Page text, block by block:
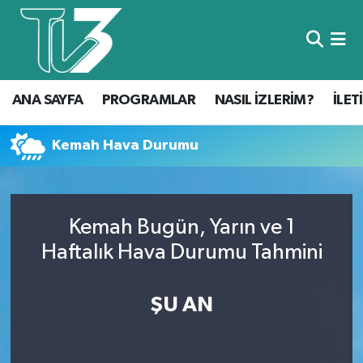
ANA SAYFA PROGRAMLAR NASIL İZLERİM?
Kemah Hava Durumu
Kemah Bugün, Yarın ve 1
Haftalık Hava Durumu Tahmini
ŞU AN
Foto Galeri
Canlı Yayın
ANA SAYFA
PROGRAMLAR
NASIL İZLERİM?
KÜNYE